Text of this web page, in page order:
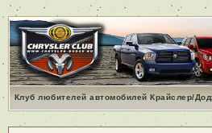
Клуб любителей автомобилей Крайслер/